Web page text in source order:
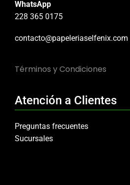
WhatsApp
228 365 0175
contacto@papeleriaselfenix.com
Términos y Condiciones
Atención a Clientes
Preguntas frecuentes
Sucursales